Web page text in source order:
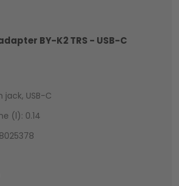
BY-K2 TRS - USB-C
jack, USB-C
(l): 0.14